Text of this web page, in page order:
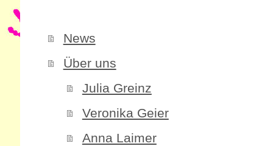
News
Über uns
Julia Greinz
Veronika Geier
Anna Laimer